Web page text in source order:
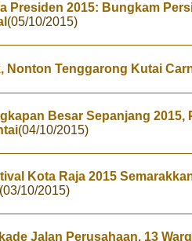
Presiden 2015: Bungkam
(05/10/2015)
Nonton Tenggarong Kutai
Besar Sepanjang
(04/10/2015)
Kota Raja 2015
(03/10/2015)
Jalan Perusahaan, 13